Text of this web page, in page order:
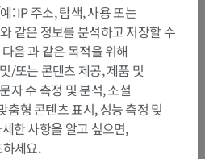
: IP 주소, 탐색, 사용 또는
같은 정보를 분석하고 저장할 수
음 과 같은 목적을 위해
/또는 콘텐츠 제공, 제품 및
자 수 측정 및 분석, 소셜
춤형 콘텐츠 표시, 성능 측정 및
한 사항을 알고 싶으면,
세요.